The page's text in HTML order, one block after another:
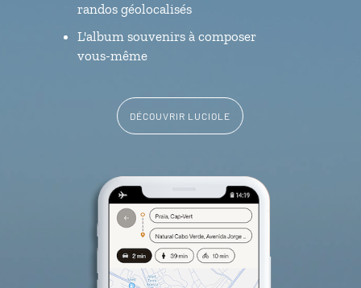
randos géolocalisés
L'album souvenirs à composer
vous-même
DÉCOUVRIR LUCIOLE